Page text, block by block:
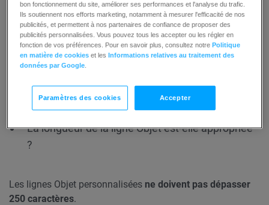
Vous devez énoncer l’objet du message aussi clairement
que possible. Les destinataires doivent savoir pourquoi ils
reçoivent le message et pourquoi ils doivent l’ouvrir. Veillez
confirmer leur abonnement, leur inscription, etc
La longueur de la ligne Objet est-elle appropriée
?
Les lignes Objet personnalisées ne doivent pas dépasser
250 caractères.
bon fonctionnement du site, améliorer ses performances et l'analyse du trafic.
Ils soutiennent nos efforts marketing, notamment à mesurer l'efficacité de nos
publicités, et permettent à nos partenaires de confiance de proposer des
publicités personnalisées. Vous pouvez tous les accepter ou les régler en
fonction de vos préférences. Pour en savoir plus, consultez notrePolitique
en matière de cookies et lesInformations relatives au traitement des
données par Google
Paramètres des cookies Accepter